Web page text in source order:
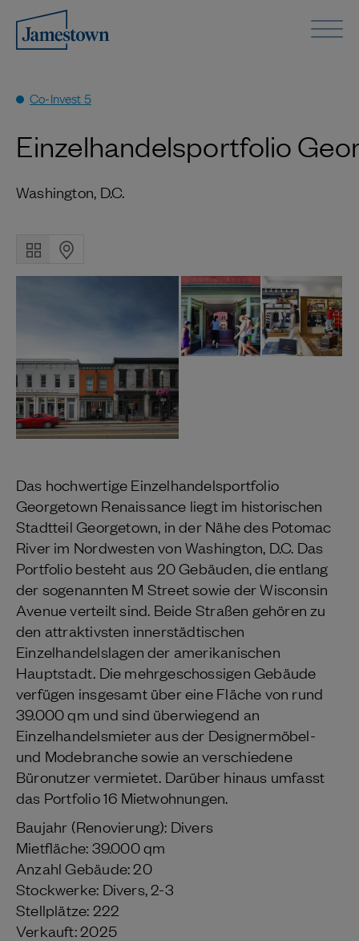
Co-Invest 5
Einzelhandelsportfolio
Washington, D.C.
Das hochwertige Einzelhandelsportfolio
Georgetown Renaissance liegt im historischen
Stadtteil Georgetown, in der Nähe des Potomac
River im Nordwesten von Washington, D.C. Das
Portfolio besteht aus 20 Gebäuden, die entlang
der sogenannten M Street sowie der Wisconsin
Avenue verteilt sind. Beide Straßen gehören zu
den attraktivsten innerstädtischen
Einzelhandelslagen der amerikanischen
Hauptstadt. Die mehrgeschossigen Gebäude
verfügen insgesamt über eine Fläche von rund
39.000 qm und sind überwiegend an
Einzelhandelsmieter aus der Designermöbel-
und Modebranche sowie an verschiedene
Büronutzer vermietet. Darüber hinaus umfasst
das Portfolio 16 Mietwohnungen.
Baujahr (Renovierung): Divers
Mietfläche: 39.000 qm
Anzahl Gebäude: 20
Stockwerke: Divers, 2-3
Stellplätze: 222
Verkauft: 2025